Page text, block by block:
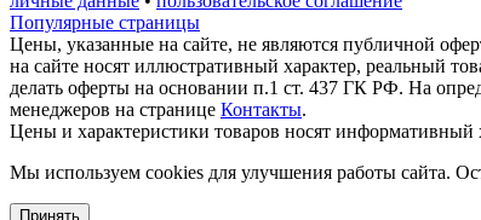
Популярные страницы
Цены, указанные на сайте, не являются публичной
на сайте носят иллюстративный характер, реальный
делать оферты на основании п.1 ст. 437 ГК РФ. На
менеджеров на странице Контакты.
Цены и характеристики товаров носят информативный
Мы используем cookies для улучшения работы сайта.
Принять